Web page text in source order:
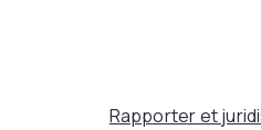
Rapporter et